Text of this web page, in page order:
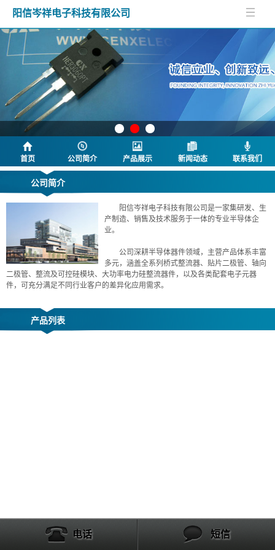
阳信岑祥电子科技有限公司
首页 公司简介 产品展示 新闻动态 联系我们
公司简介
阳信岑祥电子科技有限公司是一家集研发、生
产制造、销售及技术服务于一体的专业半导体企
业。
公司深耕半导体器件领域，主营产品体系丰富
多元，涵盖全系列桥式整流器、贴片二极管、轴向
二极管、整流及可控硅模块、大功率电力硅整流器件，以及各类配套电子元器
件，可充分满足不同行业客户的差异化应用需求。
产品列表
电话 短信